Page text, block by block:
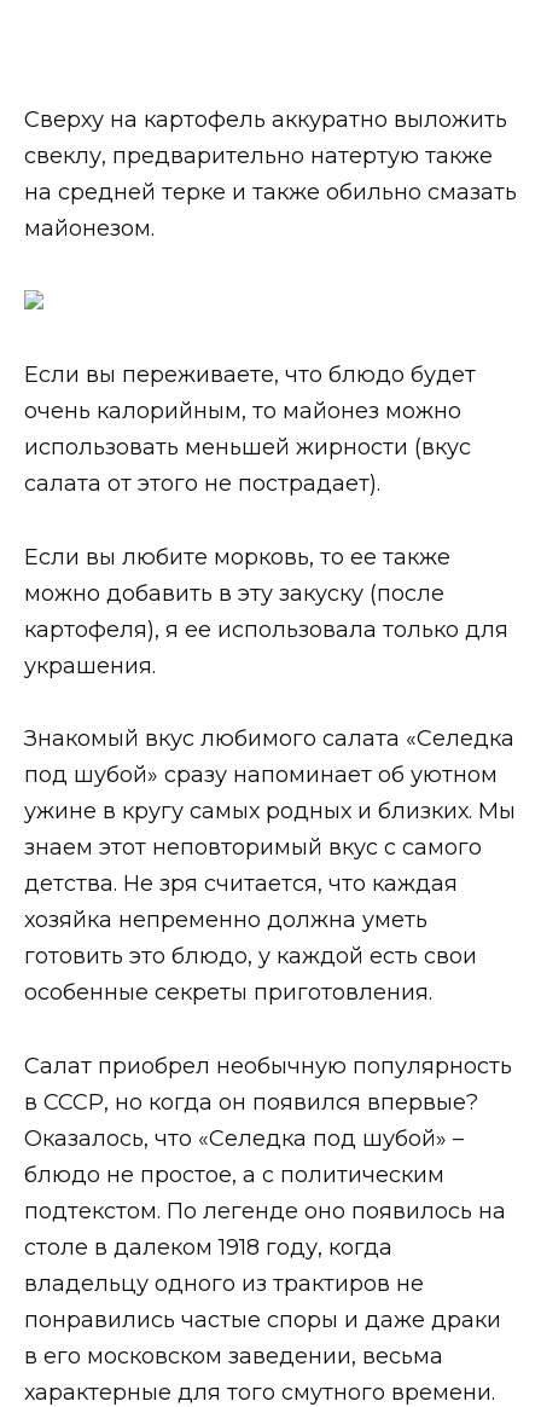
Сверху на картофель аккуратно выложить
свеклу, предварительно натертую также
на средней терке и также обильно смазать
майонезом.
Если вы переживаете, что блюдо будет
очень калорийным, то майонез можно
использовать меньшей жирности (вкус
салата от этого не пострадает).
Если вы любите морковь, то ее также
можно добавить в эту закуску (после
картофеля), я ее использовала только для
украшения.
Знакомый вкус любимого салата «Селедка
под шубой» сразу напоминает об уютном
ужине в кругу самых родных и близких. Мы
знаем этот неповторимый вкус с самого
детства. Не зря считается, что каждая
хозяйка непременно должна уметь
готовить это блюдо, у каждой есть свои
особенные секреты приготовления.
Салат приобрел необычную популярность
в СССР, но когда он появился впервые?
Оказалось, что «Селедка под шубой» –
блюдо не простое, а с политическим
подтекстом. По легенде оно появилось на
столе в далеком 1918 году, когда
владельцу одного из трактиров не
понравились частые споры и даже драки
в его московском заведении, весьма
характерные для того смутного времени.